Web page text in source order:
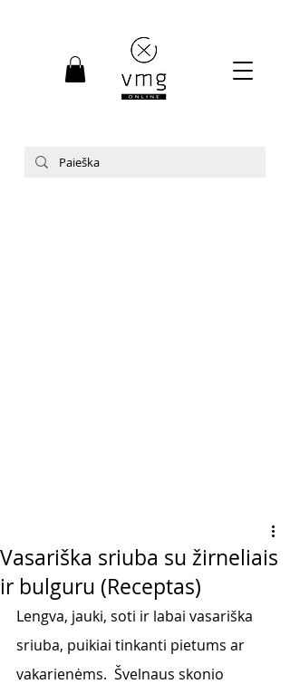
Vasariška sriuba su žirneliais
ir bulguru (Receptas)
Lengva, jauki, soti ir labai vasariška
sriuba, puikiai tinkanti pietums ar
vakarienėms.  Švelnaus skonio